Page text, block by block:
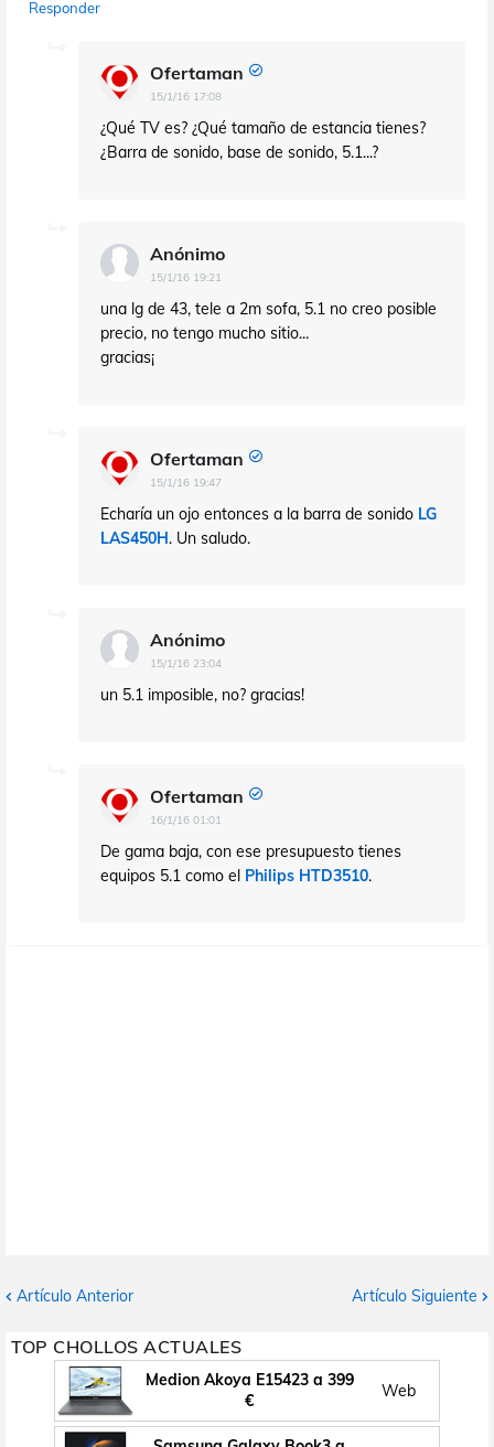
Responder
Ofertaman
15/1/16 17:08
¿Qué TV es? ¿Qué tamaño de estancia tienes?
¿Barra de sonido, base de sonido, 5.1...?
Anónimo
15/1/16 19:21
una lg de 43, tele a 2m sofa, 5.1 no creo posible
precio, no tengo mucho sitio...
gracias¡
Ofertaman
15/1/16 19:47
Echaría un ojo entonces a la barra de sonido LG
LAS450H. Un saludo.
Anónimo
15/1/16 23:04
un 5.1 imposible, no? gracias!
Ofertaman
16/1/16 01:01
De gama baja, con ese presupuesto tienes
equipos 5.1 como el Philips HTD3510.
Artículo Anterior Artículo Siguiente
TOP CHOLLOS ACTUALES
Medion Akoya E15423 a 399
€
Web